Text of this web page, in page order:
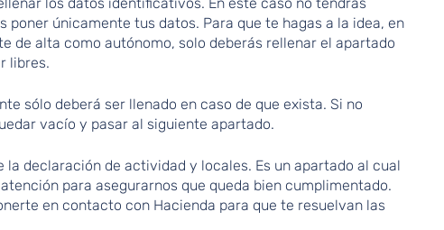
los datos identificativos. En este caso no tendrás
poner únicamente tus datos. Para que te hagas a la idea, en
de alta como autónomo, solo deberás rellenar el apartado
libres.
sólo deberá ser llenado en caso de que exista. Si no
vacío y pasar al siguiente apartado.
la declaración de actividad y locales. Es un apartado al cual
para asegurarnos que queda bien cumplimentado.
en contacto con Hacienda para que te resuelvan las